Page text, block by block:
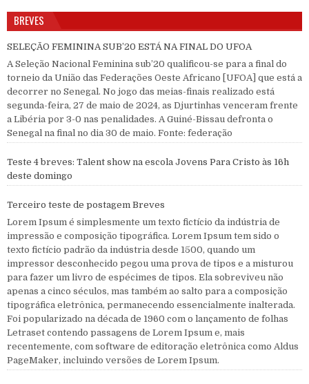
BREVES
SELEÇÃO FEMININA SUB’20 ESTÁ NA FINAL DO UFOA
A Seleção Nacional Feminina sub’20 qualificou-se para a final do
torneio da União das Federações Oeste Africano [UFOA] que está a
decorrer no Senegal. No jogo das meias-finais realizado está
segunda-feira, 27 de maio de 2024, as Djurtinhas venceram frente
a Libéria por 3-0 nas penalidades. A Guiné-Bissau defronta o
Senegal na final no dia 30 de maio. Fonte: federação
Teste 4 breves: Talent show na escola Jovens Para Cristo às 16h
deste domingo
Terceiro teste de postagem Breves
Lorem Ipsum é simplesmente um texto fictício da indústria de
impressão e composição tipográfica. Lorem Ipsum tem sido o
texto fictício padrão da indústria desde 1500, quando um
impressor desconhecido pegou uma prova de tipos e a misturou
para fazer um livro de espécimes de tipos. Ela sobreviveu não
apenas a cinco séculos, mas também ao salto para a composição
tipográfica eletrônica, permanecendo essencialmente inalterada.
Foi popularizado na década de 1960 com o lançamento de folhas
Letraset contendo passagens de Lorem Ipsum e, mais
recentemente, com software de editoração eletrônica como Aldus
PageMaker, incluindo versões de Lorem Ipsum.